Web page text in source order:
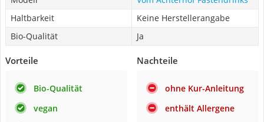
Haltbarkeit
Keine Herstellerangabe
Bio-Qualität
Ja
Vorteile
Bio-Qualität
vegan
Nachteile
ohne Kur-Anleitung
enthält Allergene